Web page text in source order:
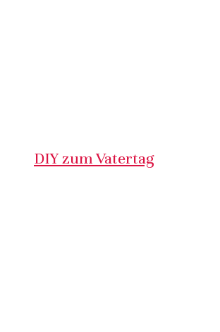
DIY zum Vatertag